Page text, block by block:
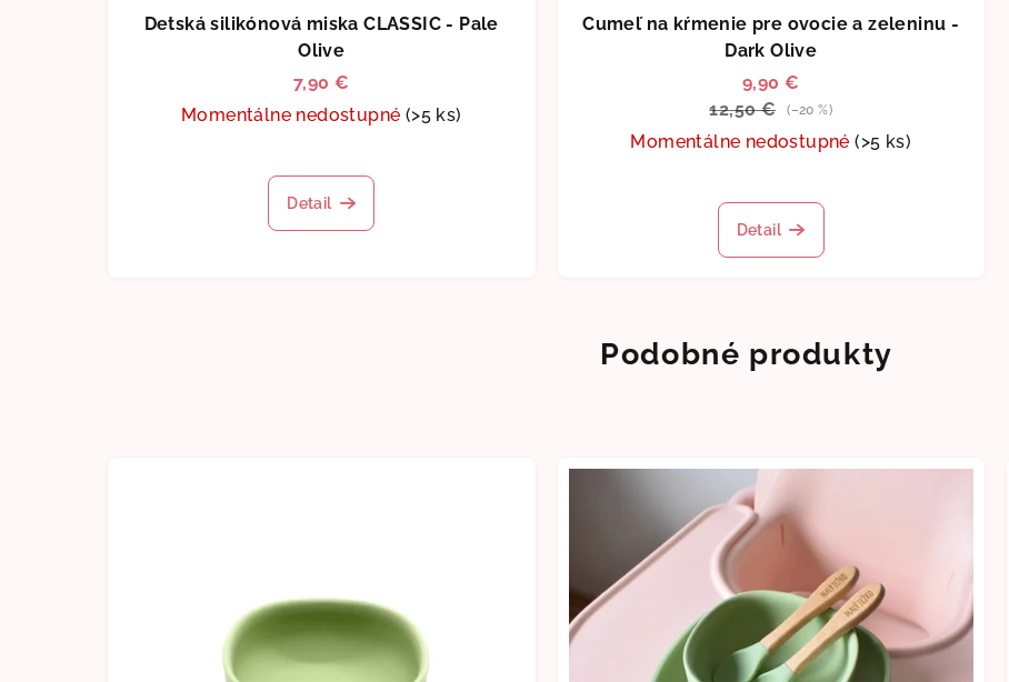
Detská silikónová miska CLASSIC - Pale
Olive
7,90 €
Momentálne nedostupné (>5 ks)
Detail
Cumeľ na kŕmenie pre ovocie a zeleninu -
Dark Olive
9,90 €
12,50 €
(–20 %)
Momentálne nedostupné(>5 ks)
Detail
Podobné produkty